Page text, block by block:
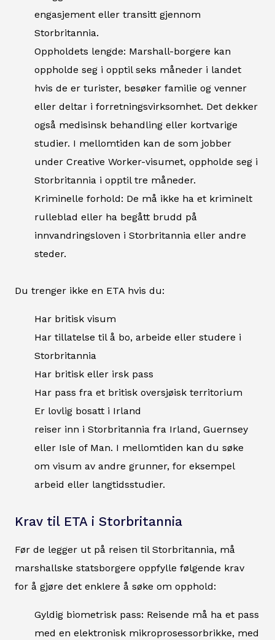
engasjement eller transitt gjennom
Storbritannia.
Oppholdets lengde: Marshall-borgere kan
oppholde seg i opptil seks måneder i landet
hvis de er turister, besøker familie og venner
eller deltar i forretningsvirksomhet. Det dekker
også medisinsk behandling eller kortvarige
studier. I mellomtiden kan de som jobber
under Creative Worker-visumet, oppholde seg i
Storbritannia i opptil tre måneder.
Kriminelle forhold: De må ikke ha et kriminelt
rulleblad eller ha begått brudd på
innvandringsloven i Storbritannia eller andre
steder.
Du trenger ikke en ETA hvis du:
Har britisk visum
Har tillatelse til å bo, arbeide eller studere i
Storbritannia
Har britisk eller irsk pass
Har pass fra et britisk oversjøisk territorium
Er lovlig bosatt i Irland
reiser inn i Storbritannia fra Irland, Guernsey
eller Isle of Man. I mellomtiden kan du søke
om visum av andre grunner, for eksempel
arbeid eller langtidsstudier.
Krav til ETA i Storbritannia
Før de legger ut på reisen til Storbritannia, må
marshallske statsborgere oppfylle følgende krav
for å gjøre det enklere å søke om opphold:
Gyldig biometrisk pass: Reisende må ha et pass
med en elektronisk mikroprosessorbrikke, med